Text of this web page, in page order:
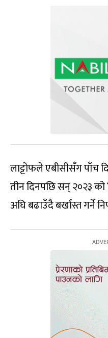
लाट्टोफले एबीसीसँग पाँच
तीन दिनपछि सन् २०२३ को
अघि बढाउँदै बर्खास्त गर्ने